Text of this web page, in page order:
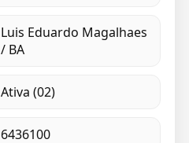
Luis Eduardo Magalhaes
/ BA
Ativa (02)
6436100